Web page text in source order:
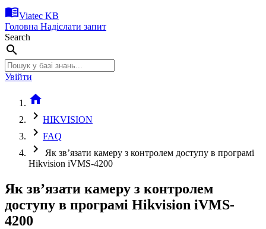
menu_bookViatec KB
Головна Надіслати запит
Search
search
Увійти
home
chevron_right HIKVISION
chevron_right FAQ
chevron_right
Як зв’язати камеру з контролем доступу в програмі
Hikvision iVMS-4200
Як зв’язати камеру з контролем
доступу в програмі Hikvision iVMS-
4200